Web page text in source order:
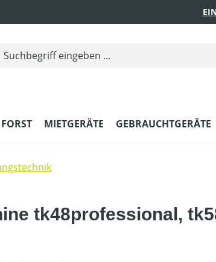
FORST MIETGERÄTE GEBRAUCHTGERÄTE
tk48professional,